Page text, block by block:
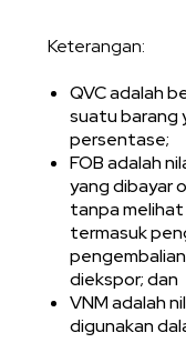
Keterangan:
QVC adalah
suatu barang
persentase;
FOB adalah
yang dibayar
tanpa
termasuk
diekspor; dan
VNM adalah
digunakan